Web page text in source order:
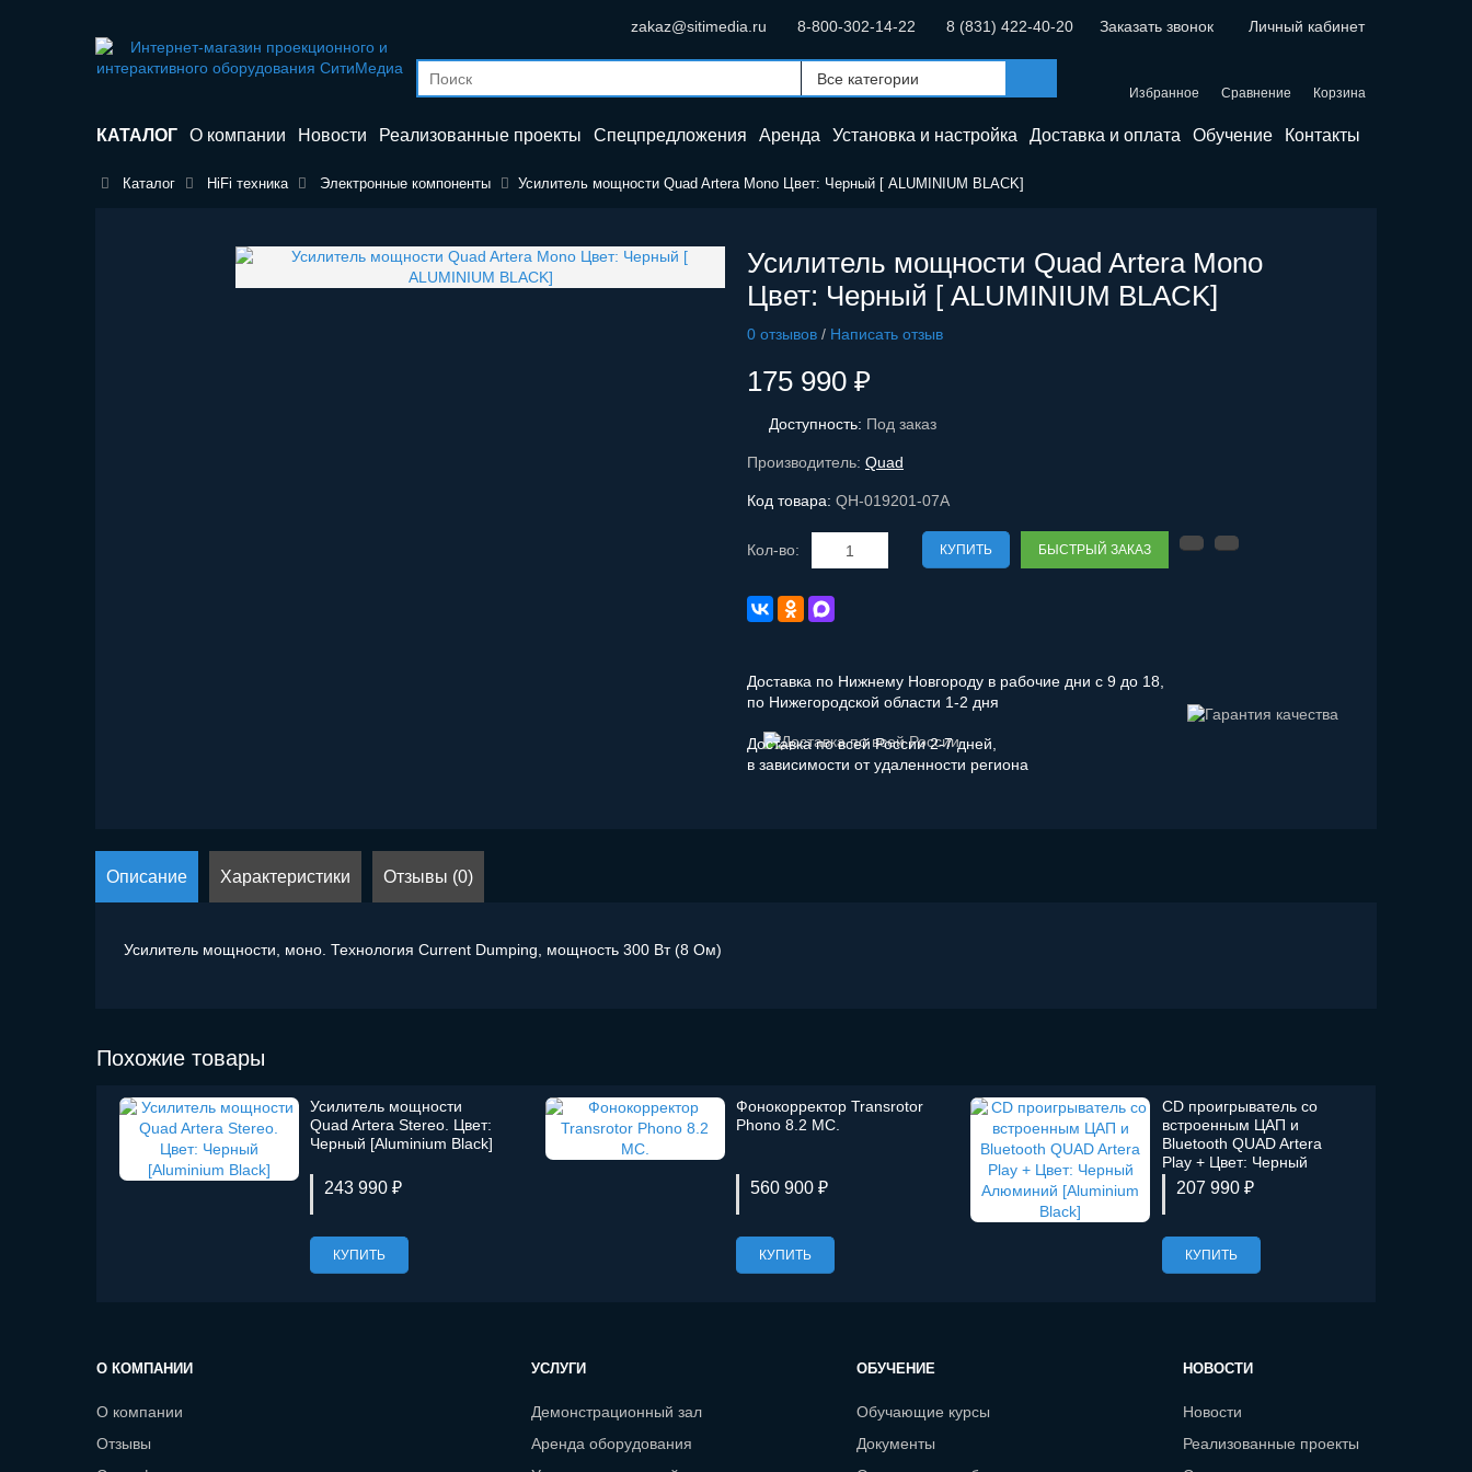
Личный кабинет
Заказать звонок
8 (831) 422-40-20
8-800-302-14-22
zakaz@sitimedia.ru
Корзина
Сравнение
Избранное
КАТАЛОГ О компании Новости Реализованные проекты Спецпредложения Аренда Установка и настройка Доставка и оплата Обучение Контакты
Каталог HiFi техника Электронные компоненты Усилитель мощности Quad Artera Mono Цвет: Черный [ ALUMINIUM BLACK]
Усилитель мощности Quad Artera Mono
Цвет: Черный [ ALUMINIUM BLACK]
0 отзывов/ Написать отзыв
175 990 ₽
Доступность: Под заказ
Производитель: Quad
Код товара: QH-019201-07A
Кол-во: КУПИТЬ БЫСТРЫЙ ЗАКАЗ
Доставка по Нижнему Новгороду в рабочие дни с 9 до 18,
по Нижегородской области 1-2 дня
Доставка по всей России 2-7 дней,
в зависимости от удаленности региона
Описание Характеристики Отзывы (0)
Усилитель мощности, моно. Технология Current Dumping, мощность 300 Вт (8 Ом)
Похожие товары
Усилитель мощности
Quad Artera Stereo. Цвет:
Черный [Aluminium Black]
243 990 ₽
КУПИТЬ
Фонокорректор Transrotor
Phono 8.2 MC.
560 900 ₽
КУПИТЬ
CD проигрыватель со
встроенным ЦАП и
Bluetooth QUAD Artera
Play + Цвет: Черный
Алюминий [Aluminium
Black]
207 990 ₽
КУПИТЬ
О КОМПАНИИ
О компании
Отзывы
УСЛУГИ
Демонстрационный зал
Аренда оборудования
ОБУЧЕНИЕ
Обучающие курсы
Документы
НОВОСТИ
Новости
Реализованные проекты